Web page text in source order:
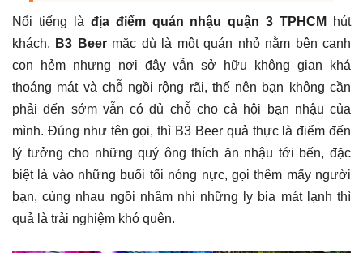
Nổi tiếng là địa điểm quán nhậu quận 3 TPHCM
hút
khách. B3 Beermặc dù là một quán nhỏ nằm bên cạnh
con hẻm nhưng nơi đây vẫn sở hữu không gian khá
thoáng mát và chỗ ngồi rộng rãi, thế nên bạn không cần
phải đến sớm vẫn có đủ chỗ cho cả hội bạn nhậu của
mình. Đúng như tên gọi, thì B3 Beer quả thực là điểm đến
lý tưởng cho những quý ông thích ăn nhậu tới bến, đặc
biệt là vào những buổi tối nóng nực, gọi thêm mấy người
bạn, cùng nhau ngồi nhâm nhi những ly bia mát lạnh thì
quả là trải nghiệm khó quên.